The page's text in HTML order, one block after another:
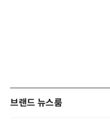
브랜드 뉴스룸